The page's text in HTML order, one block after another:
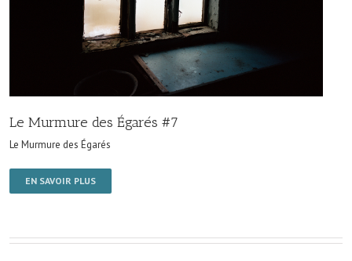
Le Murmure des Égarés #7
Le Murmure des Égarés
EN SAVOIR PLUS